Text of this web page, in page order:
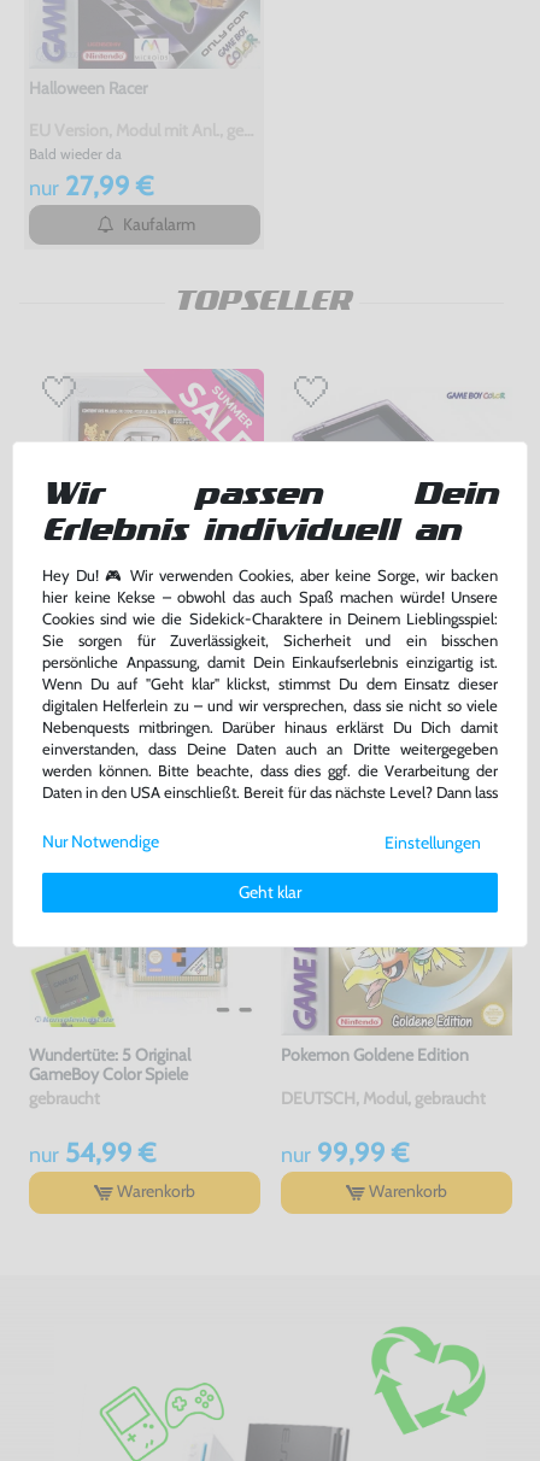
Halloween Racer
Bald wieder da
nur27,99 €
Kaufalarm
TOPSELLER
Action Replay + Pokemon Codes
für GameBoy Color/Pocket, NEU & OVP
-10% bisher 19,99 €
jetzt nur17,99 €
Warenkorb
Konsole #Clear/Atomic Purple
gebraucht
nur159,99 €
Warenkorb
Wundertüte: 5 Original
GameBoy Color Spiele
gebraucht
nur54,99 €
Warenkorb
Pokemon Goldene Edition
DEUTSCH, Modul, gebraucht
nur99,99 €
Warenkorb
Wir passen Dein
Erlebnis individuell an
Hey Du! 🎮 Wir verwenden Cookies, aber keine Sorge, wir backen
hier keine Kekse – obwohl das auch Spaß machen würde! Unsere
Cookies sind wie die Sidekick-Charaktere in Deinem Lieblingsspiel:
Sie sorgen für Zuverlässigkeit, Sicherheit und ein bisschen
persönliche Anpassung, damit Dein Einkaufserlebnis einzigartig ist.
Wenn Du auf "Geht klar" klickst, stimmst Du dem Einsatz dieser
digitalen Helferlein zu – und wir versprechen, dass sie nicht so viele
Nebenquests mitbringen. Darüber hinaus erklärst Du Dich damit
einverstanden, dass Deine Daten auch an Dritte weitergegeben
werden können. Bitte beachte, dass dies ggf. die Verarbeitung der
Daten in den USA einschließt. Bereit für das nächste Level? Dann lass
Weitere Informationen zu den von uns verwendeten Cookies und
Deinen Rechten als Nutzer findest Du in unsererDaten­schutz­
Impressum.
Einstellungen
Geht klar
Nur Notwendige